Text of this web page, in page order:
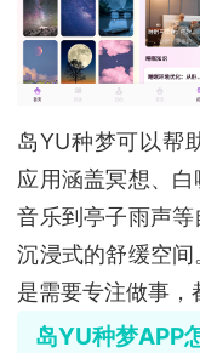
岛YU种梦可以帮
应用涵盖冥想、
音乐到亭子雨声
沉浸式的舒缓空
是需要专注做事，
岛YU种梦APP